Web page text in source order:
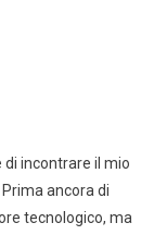
di incontrare il mio
ancora di
tecnologico, ma